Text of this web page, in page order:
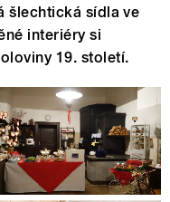
šlechtická sídla ve
interiéry si
19. století.